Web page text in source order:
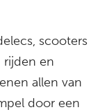
scooters
rijden en
allen van
door een